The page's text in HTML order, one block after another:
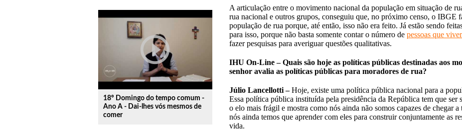
play_circle_outline
18º Domingo do tempo comum -
Ano A - Dai-lhes vós mesmos de
comer
A articulação entre o movimento nacional da população em situação de
rua nacional e outros grupos, conseguiu que, no próximo censo, o IBGE
população de rua porque, até então, isso não era feito. Já estão sendo
para isso, porque não basta somente contar o número de pessoas que
fazer pesquisas para averiguar questões qualitativas.
IHU On-Line – Quais são hoje as políticas públicas destinadas aos
senhor avalia as políticas públicas para moradores de rua?
Júlio Lancellotti – Hoje, existe uma política pública nacional para a
Essa política pública instituída pela presidência da República tem que ser
o elo mais frágil e mostra como nós ainda não somos capazes de chegar a
nós ainda temos que aprender com eles para construir conjuntamente as
vida.